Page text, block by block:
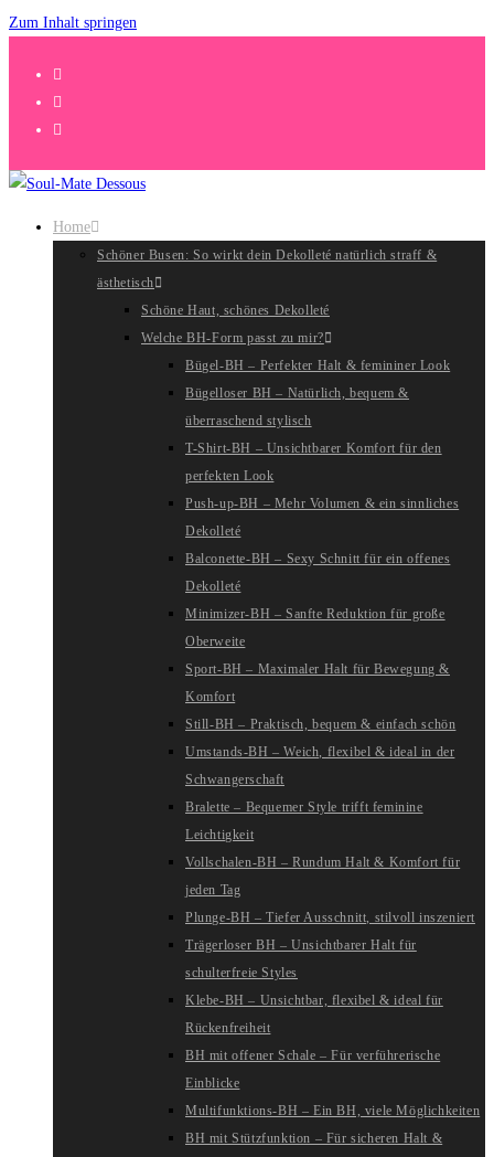
Zum Inhalt springen
Home
Schöner Busen: So wirkt dein Dekolleté natürlich straff &
ästhetisch
Schöne Haut, schönes Dekolleté
Welche BH-Form passt zu mir?
Bügel-BH – Perfekter Halt & femininer Look
Bügelloser BH – Natürlich, bequem &
überraschend stylisch
T-Shirt-BH – Unsichtbarer Komfort für den
perfekten Look
Push-up-BH – Mehr Volumen & ein sinnliches
Dekolleté
Balconette-BH – Sexy Schnitt für ein offenes
Dekolleté
Minimizer-BH – Sanfte Reduktion für große
Oberweite
Sport-BH – Maximaler Halt für Bewegung &
Komfort
Still-BH – Praktisch, bequem & einfach schön
Umstands-BH – Weich, flexibel & ideal in der
Schwangerschaft
Bralette – Bequemer Style trifft feminine
Leichtigkeit
Vollschalen-BH – Rundum Halt & Komfort für
jeden Tag
Plunge-BH – Tiefer Ausschnitt, stilvoll inszeniert
Trägerloser BH – Unsichtbarer Halt für
schulterfreie Styles
Klebe-BH – Unsichtbar, flexibel & ideal für
Rückenfreiheit
BH mit offener Schale – Für verführerische
Einblicke
Multifunktions-BH – Ein BH, viele Möglichkeiten
BH mit Stützfunktion – Für sicheren Halt &